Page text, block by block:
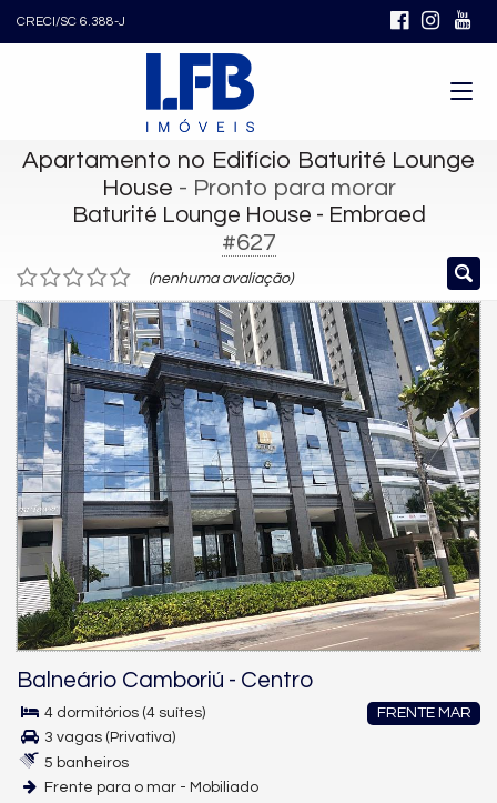
CRECI/SC 6.388-J
Apartamento no Edifício Baturité Lounge
House - Pronto para morar
Baturité Lounge House - Embraed
#627
(nenhuma avaliação)
Balneário Camboriú - Centro
FRENTE MAR
4 dormitórios (4 suítes)
3 vagas (Privativa)
5 banheiros
Frente para o mar - Mobiliado